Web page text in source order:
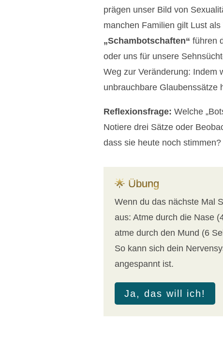
prägen unser Bild von
manchen Familien gilt Lust
„Schambotschaften“ führen
oder uns für unsere
Weg zur Veränderung: Indem
unbrauchbare Glaubenssätze
Reflexionsfrage: Welche
Notiere drei Sätze oder
dass sie heute noch stimmen?
🌟 Übung
Wenn du das nächste Mal
aus: Atme durch die Nase
atme durch den Mund (6
So kann sich dein
angespannt ist.
Ja, das will ich!